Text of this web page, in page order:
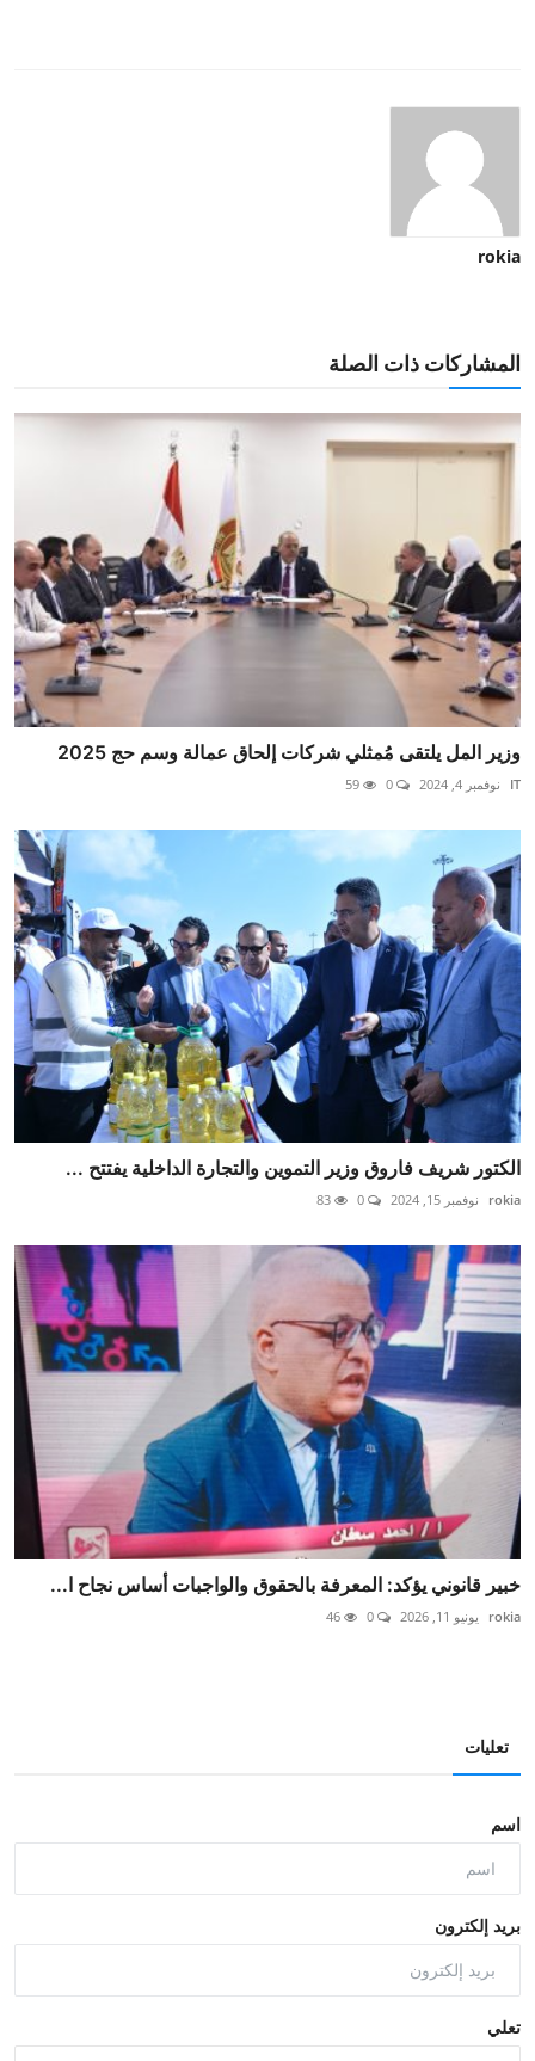
rokia
المشاركات ذات الصلة
وزير المل يلتقى مُمثلي شركات إلحاق عمالة وسم حج 2025
IT نوفمبر 4, 2024
الكتور شريف فاروق وزير التموين والتجارة الداخلية يفتتح ...
rokia نوفمبر 15, 2024
خبير قانوني يؤكد: المعرفة بالحقوق والواجبات أساس نجاح ا...
rokia يونيو 11, 2026
تعليات
اسم
بريد إلكترون
تعلي